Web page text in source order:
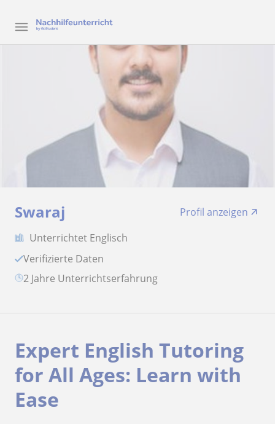
Swaraj
Profil anzeigen
Unterrichtet Englisch
Verifizierte Daten
2 Jahre Unterrichtserfahrung
Expert English Tutoring
for All Ages: Learn with
Ease